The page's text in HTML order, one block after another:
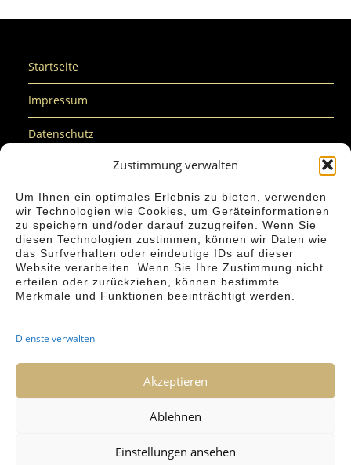
Zustimmung verwalten
Um Ihnen ein optimales Erlebnis zu bieten, verwenden
wir Technologien wie Cookies, um Geräteinformationen
zu speichern und/oder darauf zuzugreifen. Wenn Sie
diesen Technologien zustimmen, können wir Daten wie
das Surfverhalten oder eindeutige IDs auf dieser
Website verarbeiten. Wenn Sie Ihre Zustimmung nicht
erteilen oder zurückziehen, können bestimmte
Merkmale und Funktionen beeinträchtigt werden.
Dienste verwalten
Akzeptieren
Ablehnen
Einstellungen ansehen
Startseite
Impressum
Datenschutz
Cookie-Richtlinie (EU)
Nachhaltigkeit
Barrierefreiheit
Kontakt
#SPEKTRUMTAGS® ist eine eingetragene Marke der
#SPEKTRUMTAGS® - Ines Dartmann-Quintelier und
Konstanze Vogel GbR